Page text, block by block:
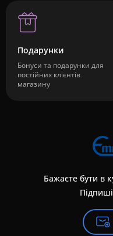
Подарунки
Бонуси та подарунки для
постійних клієнтів
магазину
Бажаєте бути в